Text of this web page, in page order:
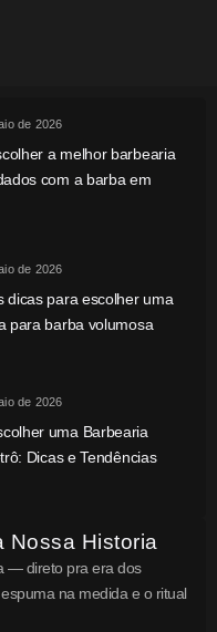
de 2026
a melhor barbearia
com a barba em
de 2026
dicas para escolher uma
para barba volumosa
de 2026
uma Barbearia
Dicas e Tendências
Nossa Historia
— direto pra era dos
na medida e o ritual